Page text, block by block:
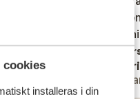
cookies
installeras i din
mellan måltiderna
För barnen finns
Omgivningarna I
av restauranger
De
niet